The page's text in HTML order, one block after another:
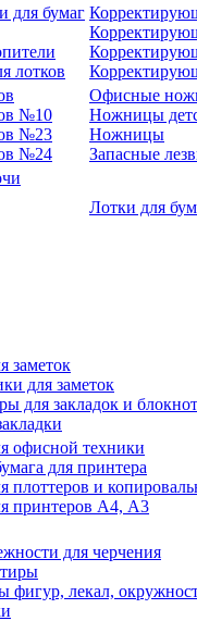
для бумаг
лотков
№10
№23
№24
Офисные
Ножницы
Ножницы
Запасные
Лотки для
заметок
для заметок
для закладок и
офисной техники
для принтера
плоттеров и
принтеров А4, А3
для черчения
фигур, лекал,